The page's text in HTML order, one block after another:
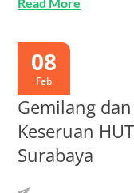
08
Feb
Gemilang
Keseruan
Surabaya